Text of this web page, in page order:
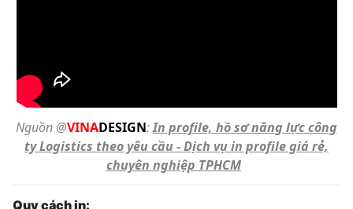
Nguồn @VINADESIGN:In profile, hồ sơ năng lực công
ty Logistics theo yêu cầu - Dịch vụ in profile giá rẻ,
chuyên nghiệp TPHCM
Quy cách in: